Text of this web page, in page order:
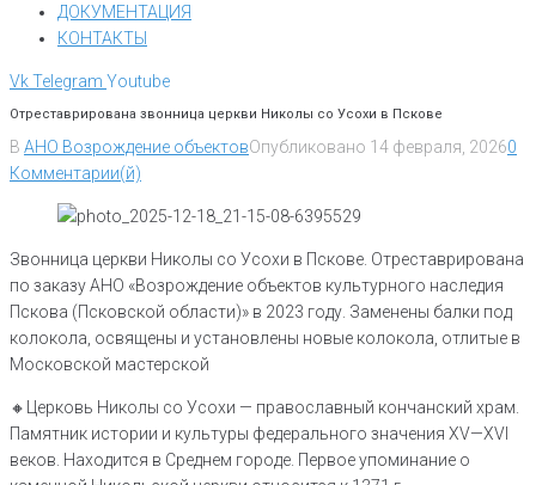
ДОКУМЕНТАЦИЯ
КОНТАКТЫ
VkTelegram Youtube
Отреставрирована звонница церкви Николы со Усохи в Пскове
В АНО Возрождение объектовОпубликовано 14 февраля, 20260
Комментарии(й)
Звонница церкви Николы со Усохи в Пскове. Отреставрирована
по заказу АНО «Возрождение объектов культурного наследия
Пскова (Псковской области)» в 2023 году. Заменены балки под
колокола, освящены и установлены новые колокола, отлитые в
Московской мастерской
🔸Церковь Николы со Усохи — православный кончанский храм.
Памятник истории и культуры федерального значения XV—XVI
веков. Находится в Среднем городе. Первое упоминание о